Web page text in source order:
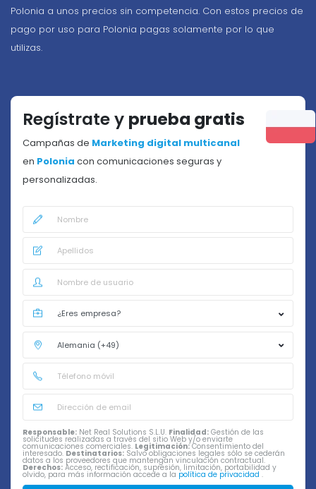
Polonia a unos precios sin competencia. Con estos precios de
pago por uso para Polonia pagas solamente por lo que
utilizas.
Regístrate y prueba gratis
Campañas de Marketing digital multicanal
en Polonia con comunicaciones seguras y
personalizadas.
Responsable: Net Real Solutions S.L.U. Finalidad: Gestión de las
solicitudes realizadas a través del sitio Web y/o enviarte
comunicaciones comerciales. Legitimación:Consentimiento del
interesado. Destinatarios: Salvo obligaciones legales sólo se cederán
datos a los proveedores que mantengan vinculación contractual.
Derechos: Acceso, rectificación, supresión, limitación, portabilidad y
olvido, para más información accede a la política de privacidad .